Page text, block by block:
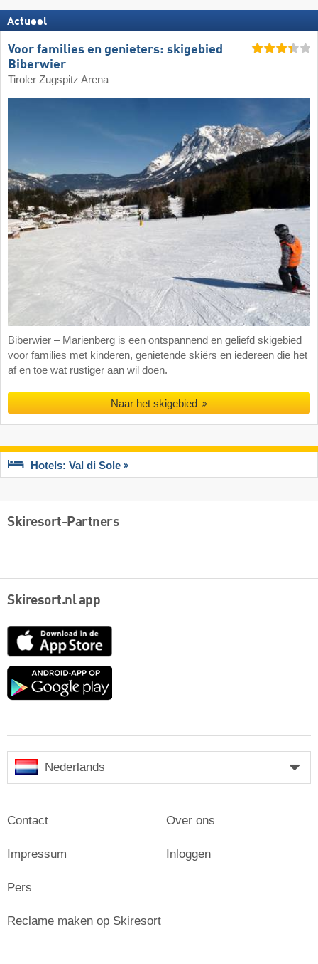
Actueel
Voor families en genieters: skigebied
Biberwier
Tiroler Zugspitz Arena
Biberwier – Marienberg is een ontspannend en geliefd skigebied
voor families met kinderen, genietende skiërs en iedereen die het
af en toe wat rustiger aan wil doen.
Naar het skigebied
Hotels: Val di Sole
Skiresort-Partners
Skiresort.nl app
App
Google
Nederlands
Contact
Impressum
Pers
Over ons
Inloggen
Reclame maken op Skiresort